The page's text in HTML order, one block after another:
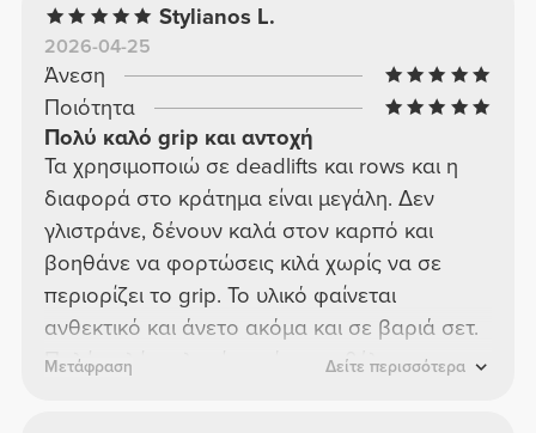
Stylianos L.
2026-04-25
Άνεση
Ποιότητα
Πολύ καλό grip και αντοχή
Τα χρησιμοποιώ σε deadlifts και rows και η
διαφορά στο κράτημα είναι μεγάλη. Δεν
γλιστράνε, δένουν καλά στον καρπό και
βοηθάνε να φορτώσεις κιλά χωρίς να σε
περιορίζει το grip. Το υλικό φαίνεται
ανθεκτικό και άνετο ακόμα και σε βαριά σετ.
Πολύ καλή επιλογή για όποιον θέλει πιο
Μετάφραση Δείτε περισσότερα